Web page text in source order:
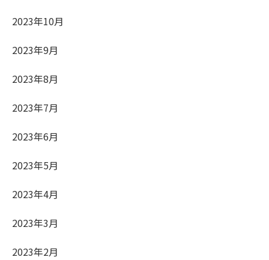
2023年10月
2023年9月
2023年8月
2023年7月
2023年6月
2023年5月
2023年4月
2023年3月
2023年2月